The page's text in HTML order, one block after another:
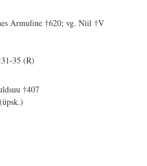
Armuline †620; vg. Niil †V
35 (R)
†407